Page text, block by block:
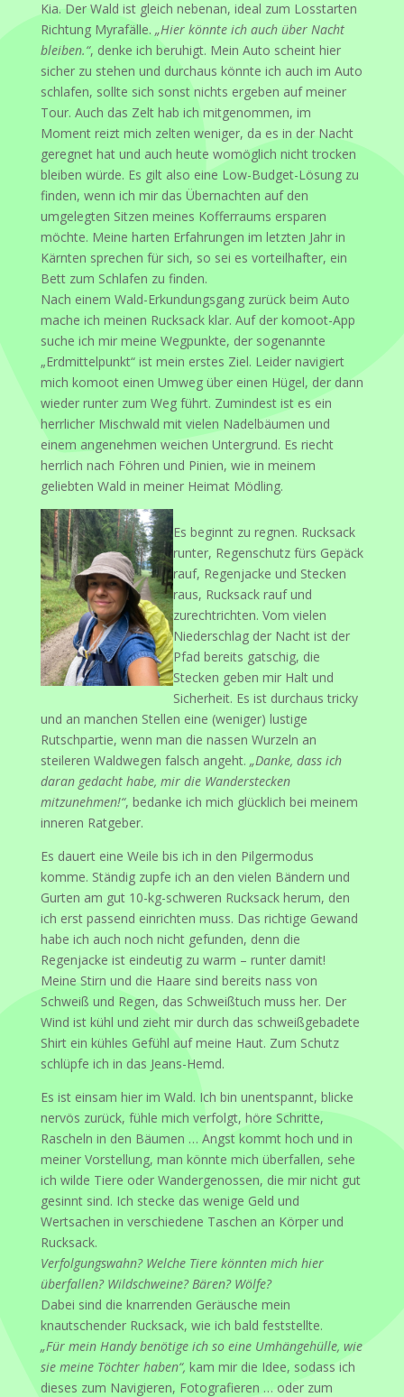
Kia. Der Wald ist gleich nebenan, ideal zum Losstarten
Richtung Myrafälle. „Hier könnte ich auch über Nacht
bleiben.“, denke ich beruhigt. Mein Auto scheint hier
sicher zu stehen und durchaus könnte ich auch im Auto
schlafen, sollte sich sonst nichts ergeben auf meiner
Tour. Auch das Zelt hab ich mitgenommen, im
Moment reizt mich zelten weniger, da es in der Nacht
geregnet hat und auch heute womöglich nicht trocken
bleiben würde. Es gilt also eine Low-Budget-Lösung zu
finden, wenn ich mir das Übernachten auf den
umgelegten Sitzen meines Kofferraums ersparen
möchte. Meine harten Erfahrungen im letzten Jahr in
Kärnten sprechen für sich, so sei es vorteilhafter, ein
Bett zum Schlafen zu finden.
Nach einem Wald-Erkundungsgang zurück beim Auto
mache ich meinen Rucksack klar. Auf der komoot-App
suche ich mir meine Wegpunkte, der sogenannte
„Erdmittelpunkt“ ist mein erstes Ziel. Leider navigiert
mich komoot einen Umweg über einen Hügel, der dann
wieder runter zum Weg führt. Zumindest ist es ein
herrlicher Mischwald mit vielen Nadelbäumen und
einem angenehmen weichen Untergrund. Es riecht
herrlich nach Föhren und Pinien, wie in meinem
geliebten Wald in meiner Heimat Mödling.
Es beginnt zu regnen. Rucksack
runter, Regenschutz fürs Gepäck
rauf, Regenjacke und Stecken
raus, Rucksack rauf und
zurechtrichten. Vom vielen
Niederschlag der Nacht ist der
Pfad bereits gatschig, die
Stecken geben mir Halt und
Sicherheit. Es ist durchaus tricky
und an manchen Stellen eine (weniger) lustige
Rutschpartie, wenn man die nassen Wurzeln an
steileren Waldwegen falsch angeht. „Danke, dass ich
daran gedacht habe, mir die Wanderstecken
mitzunehmen!“, bedanke ich mich glücklich bei meinem
inneren Ratgeber.
Es dauert eine Weile bis ich in den Pilgermodus
komme. Ständig zupfe ich an den vielen Bändern und
Gurten am gut 10-kg-schweren Rucksack herum, den
ich erst passend einrichten muss. Das richtige Gewand
habe ich auch noch nicht gefunden, denn die
Regenjacke ist eindeutig zu warm – runter damit!
Meine Stirn und die Haare sind bereits nass von
Schweiß und Regen, das Schweißtuch muss her. Der
Wind ist kühl und zieht mir durch das schweißgebadete
Shirt ein kühles Gefühl auf meine Haut. Zum Schutz
schlüpfe ich in das Jeans-Hemd.
Es ist einsam hier im Wald. Ich bin unentspannt, blicke
nervös zurück, fühle mich verfolgt, höre Schritte,
Rascheln in den Bäumen … Angst kommt hoch und in
meiner Vorstellung, man könnte mich überfallen, sehe
ich wilde Tiere oder Wandergenossen, die mir nicht gut
gesinnt sind. Ich stecke das wenige Geld und
Wertsachen in verschiedene Taschen an Körper und
Rucksack.
Verfolgungswahn? Welche Tiere könnten mich hier
überfallen? Wildschweine? Bären? Wölfe?
Dabei sind die knarrenden Geräusche mein
knautschender Rucksack, wie ich bald feststellte.
„Für mein Handy benötige ich so eine Umhängehülle, wie
sie meine Töchter haben“, kam mir die Idee, sodass ich
dieses zum Navigieren, Fotografieren … oder zum